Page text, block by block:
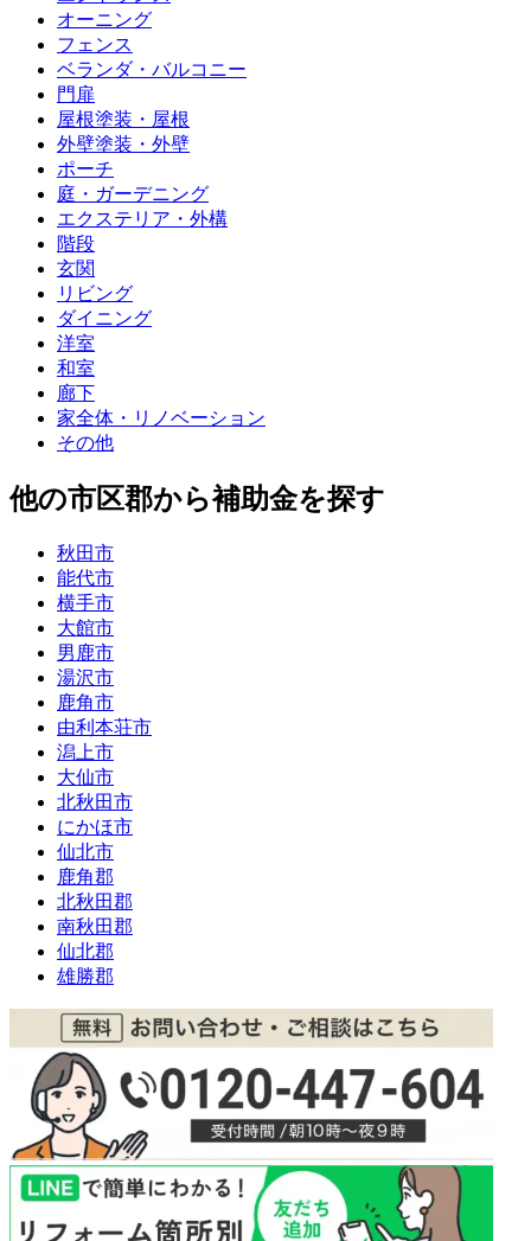
オーニング
フェンス
ベランダ・バルコニー
門扉
屋根塗装・屋根
外壁塗装・外壁
ポーチ
庭・ガーデニング
エクステリア・外構
階段
玄関
リビング
ダイニング
洋室
和室
廊下
家全体・リノベーション
その他
他の市区郡から補助金を探す
秋田市
能代市
横手市
大館市
男鹿市
湯沢市
鹿角市
由利本荘市
潟上市
大仙市
北秋田市
にかほ市
仙北市
鹿角郡
北秋田郡
南秋田郡
仙北郡
雄勝郡